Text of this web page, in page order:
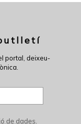
portal, deixeu-
de dades